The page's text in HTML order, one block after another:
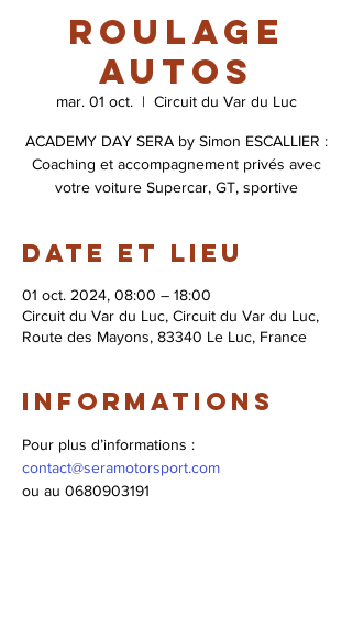
Roulage
autos
mar. 01 oct.
  |
Circuit du Var du Luc
ACADEMY DAY SERA by Simon ESCALLIER :
Coaching et accompagnement privés avec
votre voiture Supercar, GT, sportive
Date et lieu
01 oct. 2024, 08:00 – 18:00
Circuit du Var du Luc, Circuit du Var du Luc,
Route des Mayons, 83340 Le Luc, France
Informations
Pour plus d’informations :
contact@seramotorsport.com
ou au 0680903191